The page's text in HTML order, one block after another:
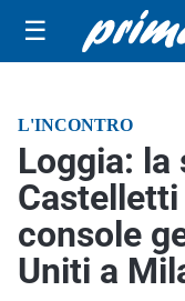
☰
L'INCONTRO
Loggia: la
console
Uniti a